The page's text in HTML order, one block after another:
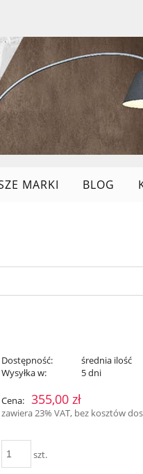
MARKI BLOG
Dostępność:
średnia ilość
Wysyłka w:
5 dni
Cena: 355,00 zł
zawiera 23% VAT, bez kosztów
szt.